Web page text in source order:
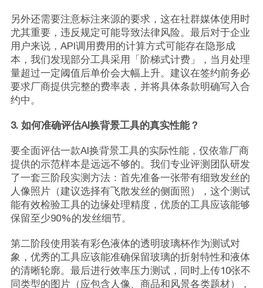
另外还需要注意标注来源的要求，这在社群媒体使用时
尤其重要，违反规定可能导致法律风险。最后对于企业
用户来说，API调用费用的计算方式可能存在隐形成
本，我们发现部分工具采用「阶梯式计费」，当月处理
量超过一定阈值后单价会大幅上升。建议在签约前务必
要求厂商提供完整的费率表，并将具体条款明确写入合
约中。
3. 如何准确评估AI换背景工具的真实性能？
要全面评估一款AI换背景工具的实际性能，仅依靠厂商
提供的示范样本是远远不够的。我们专业评测团队研发
了一套三阶段实测方法：首先准备一张带有细致发丝的
人像照片（建议选择有飞散发丝的侧面照），这个测试
能有效检验工具的边缘处理精度，优质的工具应该能够
保留至少90%的发丝细节。
第二阶段使用装有彩色液体的透明玻璃杯作为测试对
象，优秀的工具应该能准确保留玻璃的折射特性和液体
的清晰轮廓。最后进行效率压力测试，同时上传10张不
同类型的图片（应包含人像、商品和风景各类题材），